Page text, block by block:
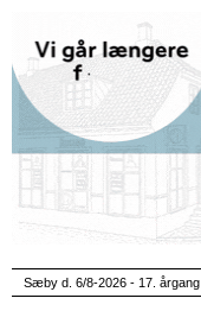
Sæby d. 6/8-2026 - 17. årgang